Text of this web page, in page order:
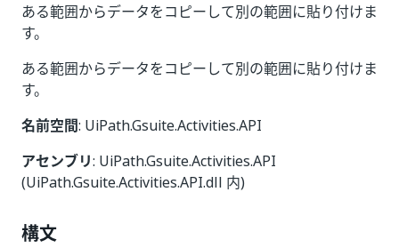
ある範囲からデータをコピーして別の範囲に貼り付けま
す。
ある範囲からデータをコピーして別の範囲に貼り付けま
す。
名前空間: UiPath.Gsuite.Activities.API
アセンブリ: UiPath.Gsuite.Activities.API
(UiPath.Gsuite.Activities.API.dll 内)
構文